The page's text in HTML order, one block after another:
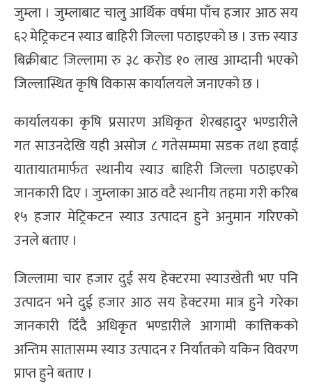
जुम्ला । जुम्लाबाट चालु आर्थिक वर्षमा पाँच हजार आठ सय
६२ मेट्रिकटन स्याउ बाहिरी जिल्ला पठाइएको छ । उक्त स्याउ
बिक्रीबाट जिल्लामा रु ३८ करोड १० लाख आम्दानी भएको
जिल्लास्थित कृषि विकास कार्यालयले जनाएको छ ।
कार्यालयका कृषि प्रसारण अधिकृत शेरबहादुर भण्डारीले
गत साउनदेखि यही असोज ८ गतेसम्ममा सडक तथा हवाई
यातायातमार्फत स्थानीय स्याउ बाहिरी जिल्ला पठाइएको
जानकारी दिए । जुम्लाका आठ वटै स्थानीय तहमा गरी करिब
१५ हजार मेट्रिकटन स्याउ उत्पादन हुने अनुमान गरिएको
उनले बताए ।
जिल्लामा चार हजार दुई सय हेक्टरमा स्याउखेती भए पनि
उत्पादन भने दुई हजार आठ सय हेक्टरमा मात्र हुने गरेका
जानकारी दिँदै अधिकृत भण्डारीले आगामी कात्तिकको
अन्तिम सातासम्म स्याउ उत्पादन र निर्यातको यकिन विवरण
प्राप्त हुने बताए ।